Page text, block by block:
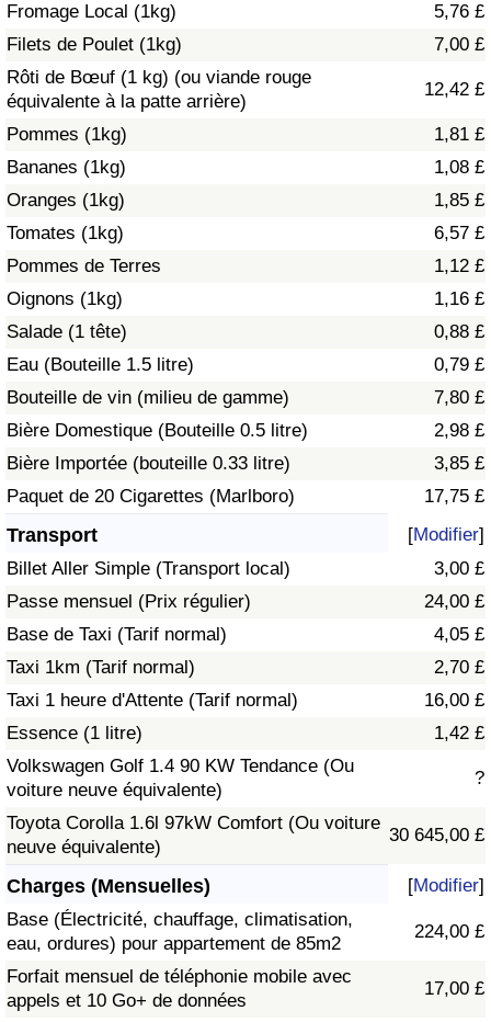
Fromage Local (1kg)
5,76 £
Filets de Poulet (1kg)
7,00 £
Rôti de Bœuf (1 kg) (ou viande rouge
équivalente à la patte arrière)
12,42 £
Pommes (1kg)
1,81 £
Bananes (1kg)
1,08 £
Oranges (1kg)
1,85 £
Tomates (1kg)
6,57 £
Pommes de Terres
1,12 £
Oignons (1kg)
1,16 £
Salade (1 tête)
0,88 £
Eau (Bouteille 1.5 litre)
0,79 £
Bouteille de vin (milieu de gamme)
7,80 £
Bière Domestique (Bouteille 0.5 litre)
2,98 £
Bière Importée (bouteille 0.33 litre)
3,85 £
Paquet de 20 Cigarettes (Marlboro)
17,75 £
Transport [Modifier]
Billet Aller Simple (Transport local)
3,00 £
Passe mensuel (Prix régulier)
24,00 £
Base de Taxi (Tarif normal)
4,05 £
Taxi 1km (Tarif normal)
2,70 £
Taxi 1 heure d'Attente (Tarif normal)
16,00 £
Essence (1 litre)
1,42 £
Volkswagen Golf 1.4 90 KW Tendance (Ou
voiture neuve équivalente)
?
Toyota Corolla 1.6l 97kW Comfort (Ou voiture
neuve équivalente)
30 645,00 £
Charges (Mensuelles) [Modifier]
Base (Électricité, chauffage, climatisation,
eau, ordures) pour appartement de 85m2
224,00 £
Forfait mensuel de téléphonie mobile avec
appels et 10 Go+ de données
17,00 £
Indice des soins de santé par Pays
Pollution
Indice de pollution
Indice de Pollution par Pays
Trafic
Indice de Trafic
Indice de Trafic (Actuel)
Indice de Trafic par Pays